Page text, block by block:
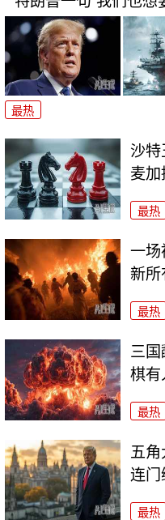
最热
沙特
麦加
最热
一场
新所
最热
三国
棋有
最热
五
连门
最热